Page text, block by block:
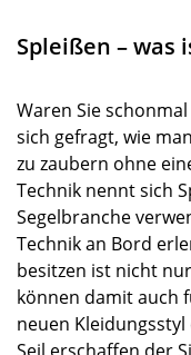
Spleißen – was
Waren Sie schonmal
sich gefragt, wie
zu zaubern ohne
Technik nennt sich
Segelbranche
Technik an Bord
besitzen ist nicht
können damit auch
neuen